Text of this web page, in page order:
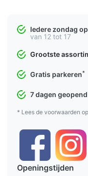
Iedere zondag
van 12 tot 17
Grootste
Gratis parkeren*
7 dagen geopend
* Lees de voorwaarden
Openingstijden